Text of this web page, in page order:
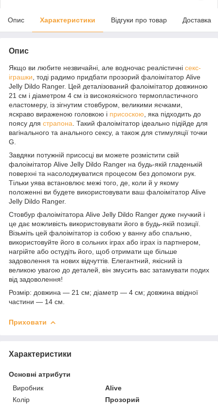
Опис Характеристики Відгуки про товар Доставка
Опис
Якщо ви любите незвичайні, але водночас реалістичні секс-
іграшки , тоді радимо придбати прозорий фалоімітатор Alive
Jelly Dildo Ranger. Цей деталізований фалоімітатор довжиною
21 см і діаметром 4 см із високоякісного термопластичного
еластомеру, із зігнутим стовбуром, великими яєчками,
яскраво вираженою головкою і присоскою , яка підходить до
поясу для страпона . Такий фалоімітатор ідеально підійде для
вагінального та анального сексу, а також для стимуляції точки
G.
Завдяки потужній присосці ви можете розмістити свій
фалоімітатор Alive Jelly Dildo Ranger на будь-якій гладенькій
поверхні та насолоджуватися процесом без допомоги рук.
Тільки уява встановлює межі того, де, коли й у якому
положенні ви будете використовувати ваш фалоімітатор Alive
Jelly Dildo Ranger.
Стовбур фалоімітатора Alive Jelly Dildo Ranger дуже гнучкий і
це дає можливість використовувати його в будь-якій позиції.
Візьміть цей фалоімітатор із собою у ванну або спальню,
використовуйте його в сольних іграх або іграх із партнером,
нагрійте або остудіть його, щоб отримати ще більше
задоволення та нових відчуттів. Елегантний, якісний із
великою увагою до деталей, він змусить вас затамувати подих
від задоволення!
Розмір: довжина — 21 см; діаметр — 4 см; довжина ввідної
частини — 14 см.
Приховати
Характеристики
Основні атрибути
Виробник
Alive
Колір
Прозорий